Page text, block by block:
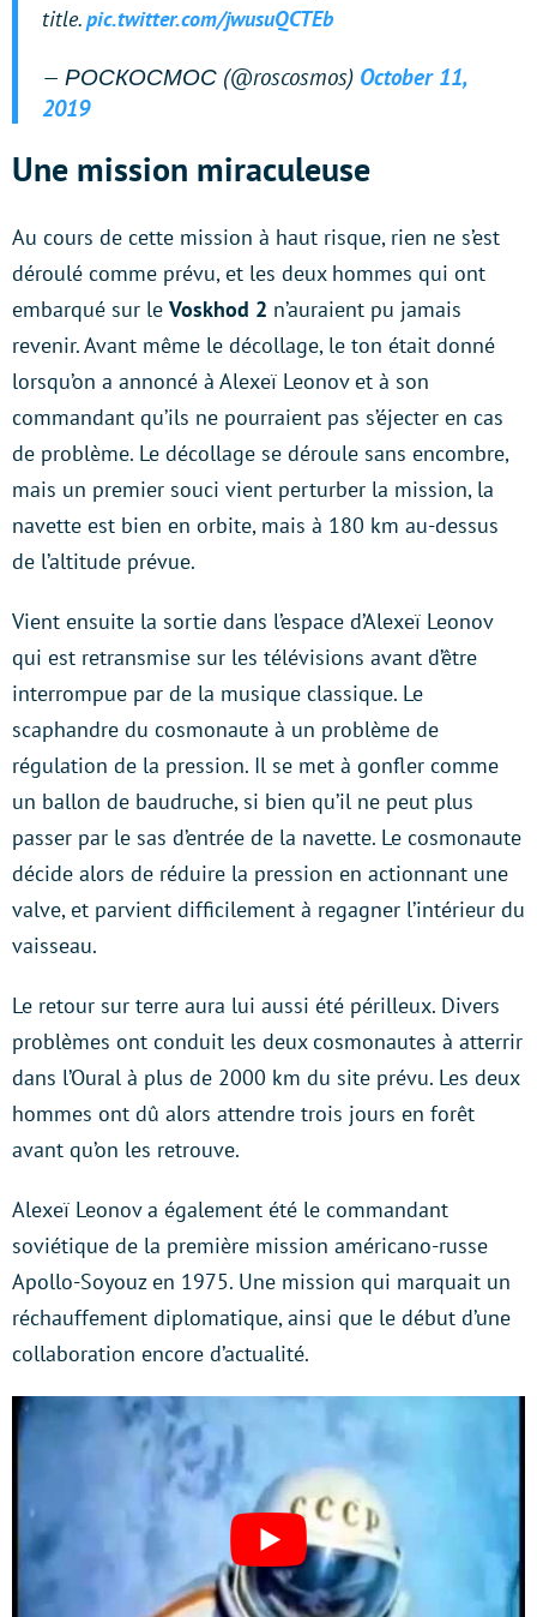
title.pic.twitter.com/jwusuQCTEb
— РОСКОСМОС (@roscosmos) October 11,
2019
Une mission miraculeuse
Au cours de cette mission à haut risque, rien ne s’est
déroulé comme prévu, et les deux hommes qui ont
embarqué sur le Voskhod 2 n’auraient pu jamais
revenir. Avant même le décollage, le ton était donné
lorsqu’on a annoncé à Alexeï Leonov et à son
commandant qu’ils ne pourraient pas s’éjecter en cas
de problème. Le décollage se déroule sans encombre,
mais un premier souci vient perturber la mission, la
navette est bien en orbite, mais à 180 km au-dessus
de l’altitude prévue.
Vient ensuite la sortie dans l’espace d’Alexeï Leonov
qui est retransmise sur les télévisions avant d’être
interrompue par de la musique classique. Le
scaphandre du cosmonaute à un problème de
régulation de la pression. Il se met à gonfler comme
un ballon de baudruche, si bien qu’il ne peut plus
passer par le sas d’entrée de la navette. Le cosmonaute
décide alors de réduire la pression en actionnant une
valve, et parvient difficilement à regagner l’intérieur du
vaisseau.
Le retour sur terre aura lui aussi été périlleux. Divers
problèmes ont conduit les deux cosmonautes à atterrir
dans l’Oural à plus de 2000 km du site prévu. Les deux
hommes ont dû alors attendre trois jours en forêt
avant qu’on les retrouve.
Alexeï Leonov a également été le commandant
soviétique de la première mission américano-russe
Apollo-Soyouz en 1975. Une mission qui marquait un
réchauffement diplomatique, ainsi que le début d’une
collaboration encore d’actualité.